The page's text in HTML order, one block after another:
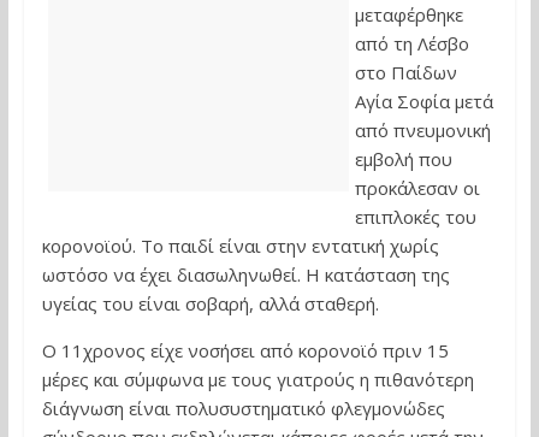
μεταφέρθηκε
από τη Λέσβο
στο Παίδων
Αγία Σοφία μετά
από πνευμονική
εμβολή που
προκάλεσαν οι
επιπλοκές του
κορονοϊού. Το παιδί είναι στην εντατική χωρίς
ωστόσο να έχει διασωληνωθεί. Η κατάσταση της
υγείας του είναι σοβαρή, αλλά σταθερή.
Ο 11χρονος είχε νοσήσει από κορoνοϊό πριν 15
μέρες και σύμφωνα με τους γιατρούς η πιθανότερη
διάγνωση είναι πολυσυστηματικό φλεγμονώδες